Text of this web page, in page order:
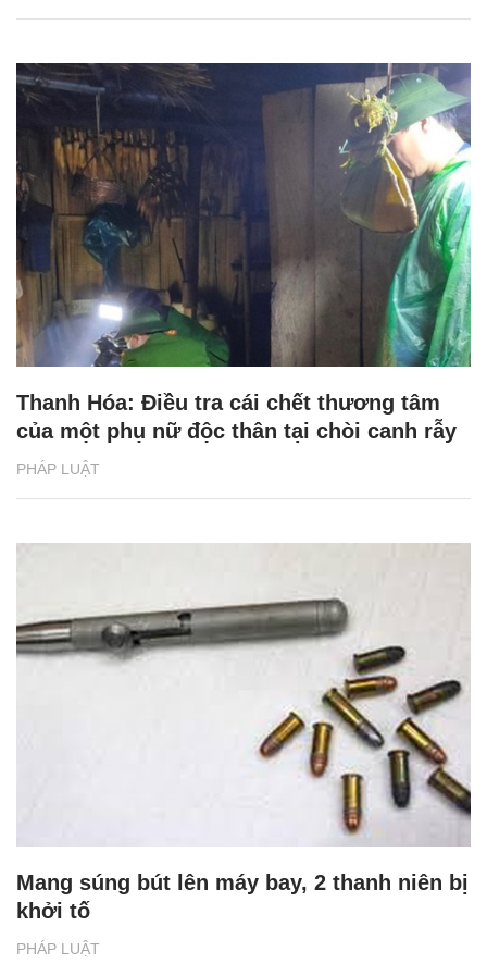
PHÁP LUẬT
Thanh Hóa: Điều tra cái chết thương tâm
của một phụ nữ độc thân tại chòi canh rẫy
PHÁP LUẬT
Mang súng bút lên máy bay, 2 thanh niên bị
khởi tố